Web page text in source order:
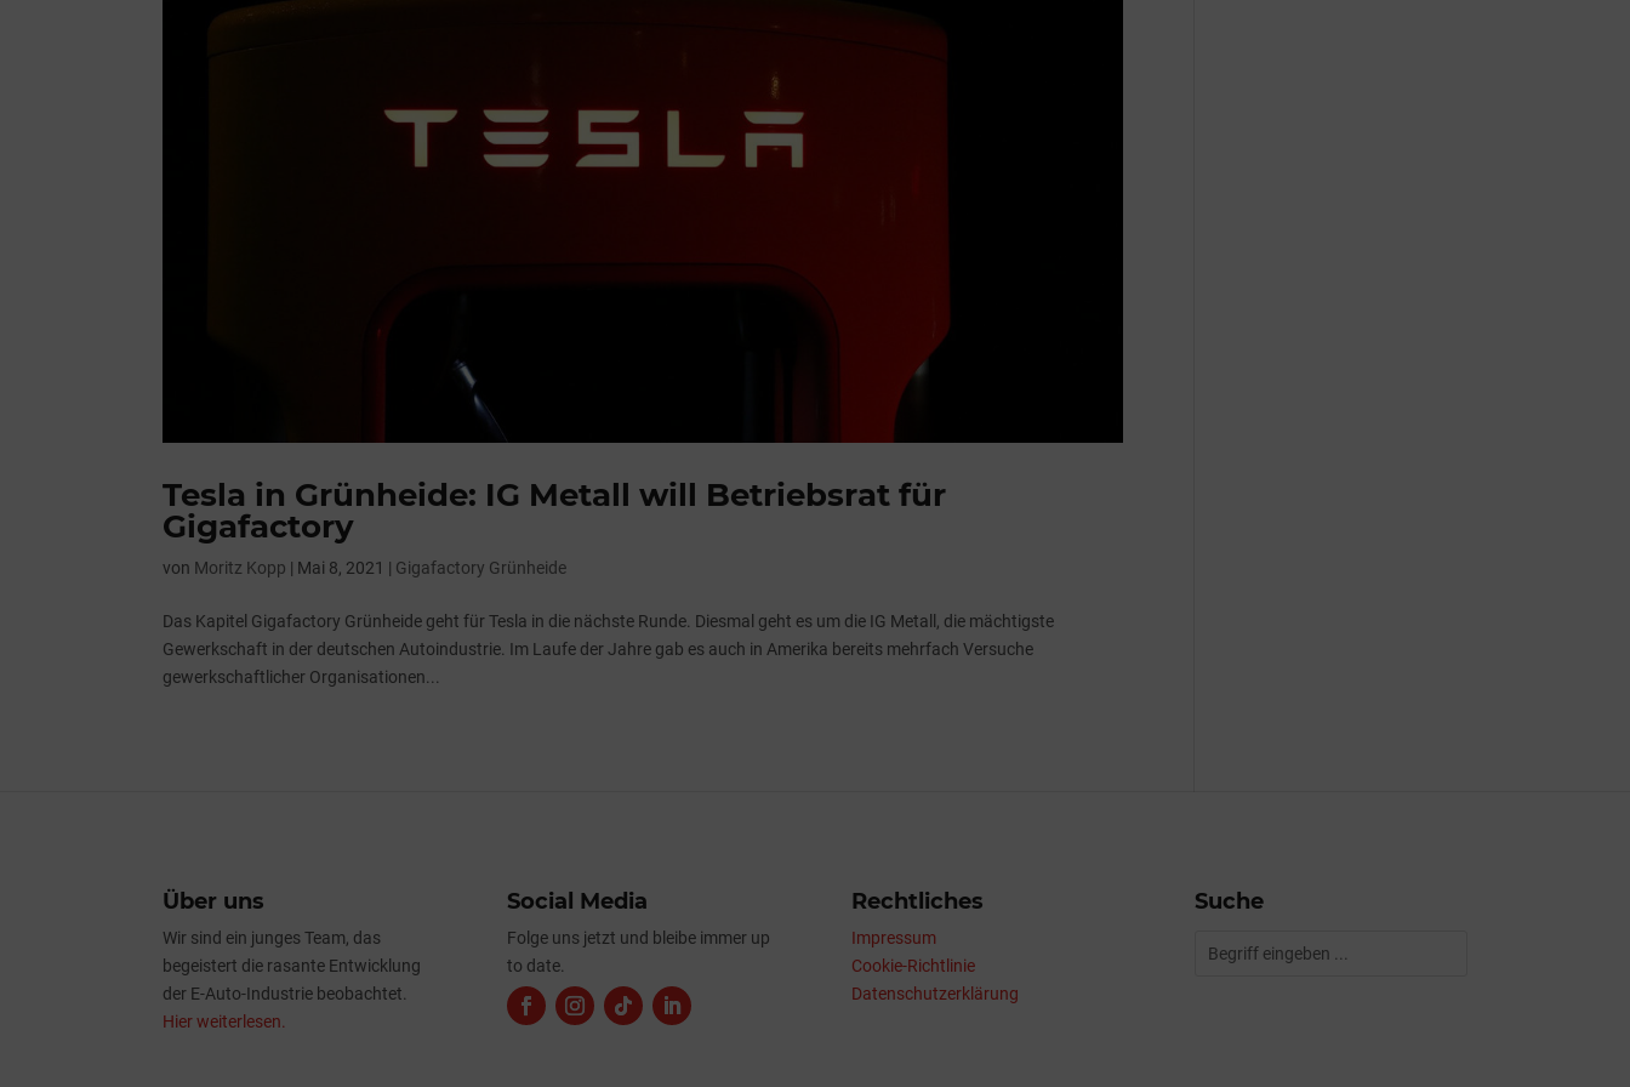
Tesla in Grünheide: IG Metall will Betriebsrat für
Gigafactory
von Moritz Kopp | Mai 8, 2021 | Gigafactory Grünheide
Das Kapitel Gigafactory Grünheide geht für Tesla in die nächste Runde. Diesmal geht es um die IG Metall, die mächtigste
Gewerkschaft in der deutschen Autoindustrie. Im Laufe der Jahre gab es auch in Amerika bereits mehrfach Versuche
gewerkschaftlicher Organisationen...
Über uns
Wir sind ein junges Team, das
begeistert die rasante Entwicklung
der E-Auto-Industrie beobachtet.
Hier weiterlesen.
Social Media
Folge uns jetzt und bleibe immer up
to date.
Rechtliches
Impressum
Cookie-Richtlinie
Datenschutzerklärung
Suche